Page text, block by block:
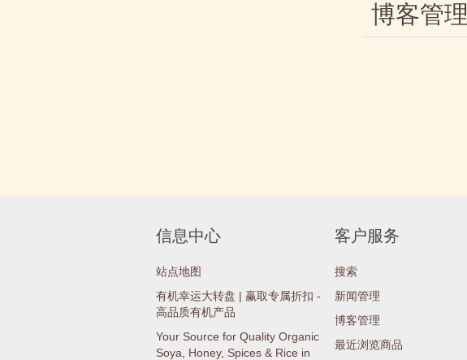
博客管理
信息中心
站点地图
有机幸运大转盘 | 赢取专属折扣 -
高品质有机产品
Your Source for Quality Organic
Soya, Honey, Spices & Rice in
客户服务
搜索
新闻管理
博客管理
最近浏览商品